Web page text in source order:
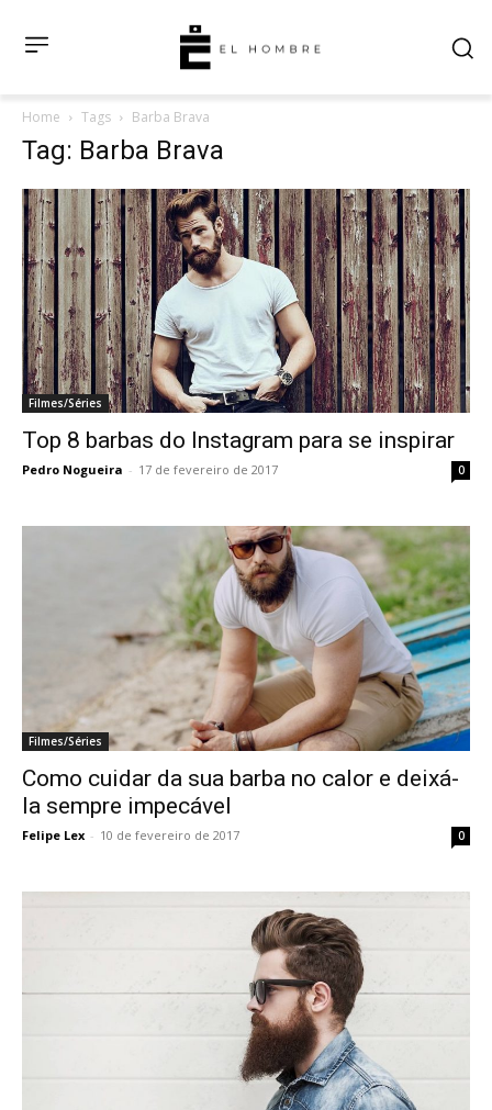
Home Tags Barba Brava
Tag: Barba Brava
Filmes/Séries
Top 8 barbas do Instagram para se inspirar
Pedro Nogueira - 17 de fevereiro de 2017 0
Filmes/Séries
Como cuidar da sua barba no calor e deixá-
la sempre impecável
Felipe Lex - 10 de fevereiro de 2017 0